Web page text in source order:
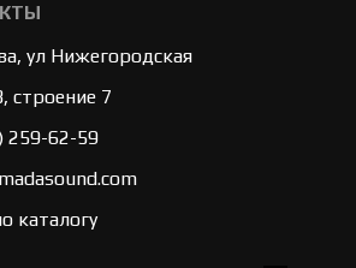
ул Нижегородская
строение 7
259-62-59
каталогу